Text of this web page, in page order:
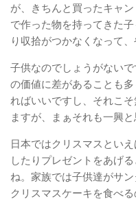
が、きちんと買ったキャ
で作った物を持ってきた
り収拾がつかなくなって
子供なのでしょうがない
の価値に差があることも
ればいいですし、それこ
ますが、まぁそれも一興
日本ではクリスマスとい
したりプレゼントをあげ
ね。家族では子供達がサ
クリスマスケーキを食べ